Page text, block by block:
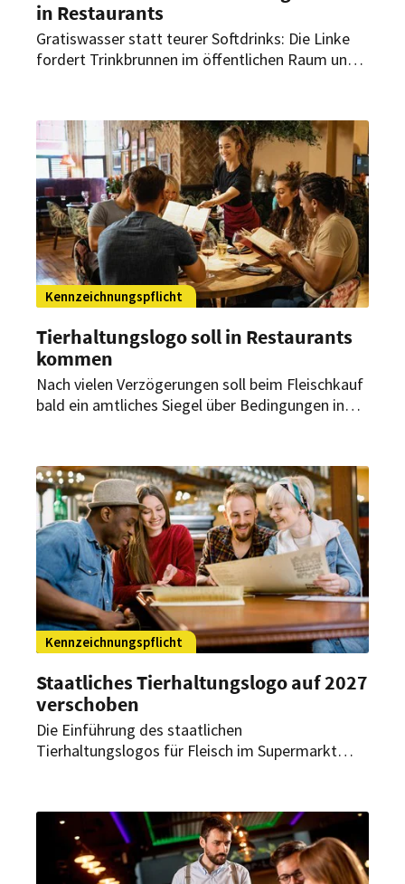
in Restaurants
Gratiswasser statt teurer Softdrinks: Die Linke
fordert Trinkbrunnen im öffentlichen Raum und
ab.
Kennzeichnungspflicht
Tierhaltungslogo soll in Restaurants
kommen
Nach vielen Verzögerungen soll beim Fleischkauf
bald ein amtliches Siegel über Bedingungen in
geplant.
Kennzeichnungspflicht
Staatliches Tierhaltungslogo auf 2027
verschoben
Die Einführung des staatlichen
Tierhaltungslogos für Fleisch im Supermarkt
Schweinefleisch. Union und SPD wollen das
System bis dahin überarbeiten und dann auch auf
Restaurants und Kantinen ausweiten.